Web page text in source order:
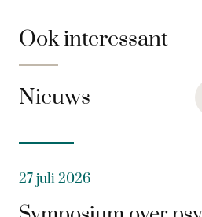
Ook interessant
Nieuws
27 juli 2026